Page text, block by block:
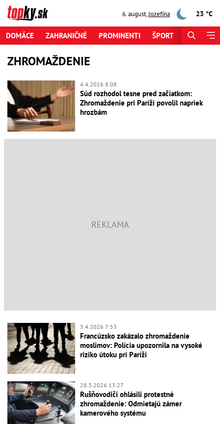
6. august,Jozefína 23 °C
DOMÁCE ZAHRANIČNÉ PROMINENTI ŠPORT
ZHROMAŽDENIE
4.4.2026 8:08
Súd rozhodol tesne pred začiatkom:
Zhromaždenie pri Paríži povolil napriek
hrozbám
3.4.2026 7:53
Francúzsko zakázalo zhromaždenie
moslimov: Polícia upozornila na vysoké
riziko útoku pri Paríži
28.3.2026 13:27
Rušňovodiči ohlásili protestné
zhromaždenie: Odmietajú zámer
kamerového systému